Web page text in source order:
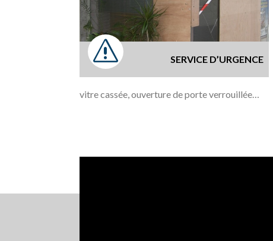
SERVICE D’URGENCE
s
vitre cassée, ouverture de porte verrouillée…